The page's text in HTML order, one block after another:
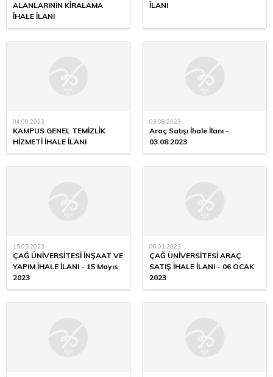
ALANLARININ KİRALAMA
İHALE İLANI
İLANI
04.09.2023
KAMPUS GENEL TEMİZLİK
HİZMETİ İHALE İLANI
03.08.2023
Araç Satışı İhale İlanı -
03.08.2023
15.05.2023
ÇAĞ ÜNİVERSİTESİ İNŞAAT VE
YAPIM İHALE İLANI - 15 Mayıs
2023
06.01.2023
ÇAĞ ÜNİVERSİTESİ ARAÇ
SATIŞ İHALE İLANI - 06 OCAK
2023